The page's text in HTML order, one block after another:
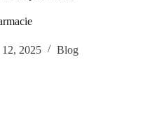
12, 2025 Blog